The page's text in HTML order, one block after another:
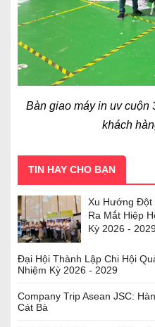
Bàn giao máy in uv cuộn
khách
TIN HAY CHO BẠN
Xu Hướng Đột
Ra Mắt Hiệp
Kỳ 2026 -
Đại Hội Thành Lập Chi Hội
Nhiệm Kỳ 2026 - 2029
Company Trip Asean JSC:
Cát Bà